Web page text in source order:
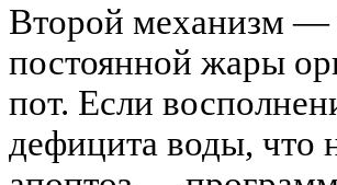
Второй механизм —
постоянной жары
пот. Если
дефицита воды, что